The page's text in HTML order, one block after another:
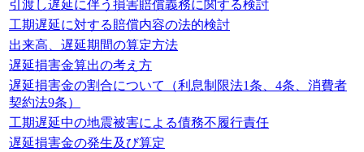
引渡し遅延に伴う損害賠償義務に関する検討
工期遅延に対する賠償内容の法的検討
出来高、遅延期間の算定方法
遅延損害金算出の考え方
遅延損害金の割合について（利息制限法1条、4条、消費者
契約法9条）
工期遅延中の地震被害による債務不履行責任
遅延損害金の発生及び算定